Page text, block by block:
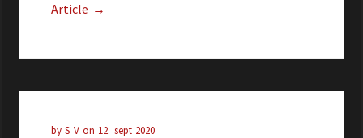
Article →
byS V on 12. sept 2020